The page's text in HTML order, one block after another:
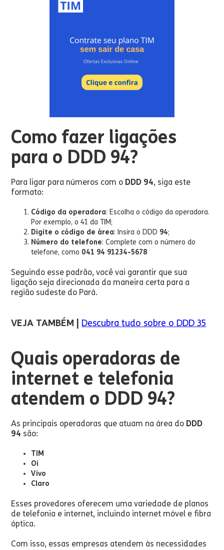
Como fazer ligações
para o DDD 94?
Para ligar para números com o DDD 94, siga este
formato:
Código da operadora: Escolha o código da operadora.
Por exemplo, o 41 da TIM;
Digite o código de área: Insira o DDD 94;
Número do telefone: Complete com o número do
telefone, como 041 94 91234-5678
Seguindo esse padrão, você vai garantir que sua
ligação seja direcionada da maneira certa para a
região sudeste do Pará.
VEJA TAMBÉM | Descubra tudo sobre o DDD 35
Quais operadoras de
internet e telefonia
atendem o DDD 94?
As principais operadoras que atuam na área do DDD
94 são:
TIM
Oi
Vivo
Claro
Esses provedores oferecem uma variedade de planos
de telefonia e internet, incluindo internet móvel e fibra
óptica.
Com isso, essas empresas atendem às necessidades